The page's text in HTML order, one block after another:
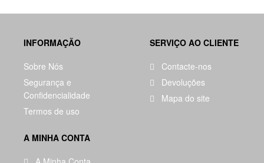
INFORMAÇÃO
Sobre Nós
Segurança e
Confidencialidade
Termos de uso
SERVIÇO AO CLIENTE
Contacte-nos
Devoluções
Mapa do site
A MINHA CONTA